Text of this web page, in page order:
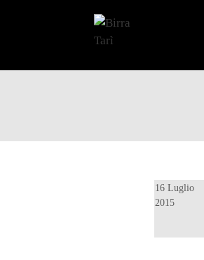
16 Luglio
2015